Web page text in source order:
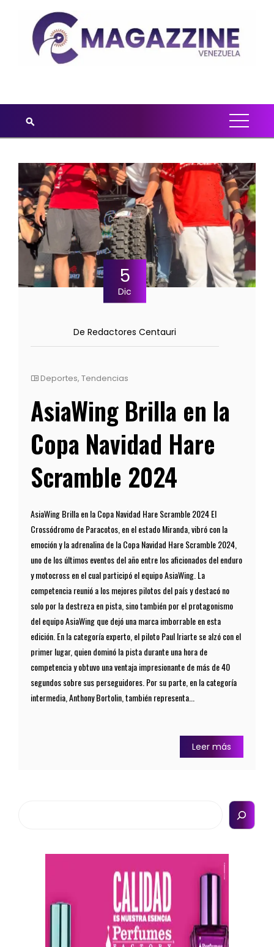
5
Dic
De Redactores Centauri
Deportes, Tendencias
AsiaWing Brilla en la
Copa Navidad Hare
Scramble 2024
AsiaWing Brilla en la Copa Navidad Hare Scramble 2024 El
Crossódromo de Paracotos, en el estado Miranda, vibró con la
emoción y la adrenalina de la Copa Navidad Hare Scramble 2024,
uno de los últimos eventos del año entre los aficionados del enduro
y motocross en el cual participó el equipo AsiaWing. La
competencia reunió a los mejores pilotos del país y destacó no
solo por la destreza en pista, sino también por el protagonismo
del equipo AsiaWing que dejó una marca imborrable en esta
edición. En la categoría experto, el piloto Paul Iriarte se alzó con el
primer lugar, quien dominó la pista durante una hora de
competencia y obtuvo una ventaja impresionante de más de 40
segundos sobre sus perseguidores. Por su parte, en la categoría
intermedia, Anthony Bortolin, también representa...
Leer más